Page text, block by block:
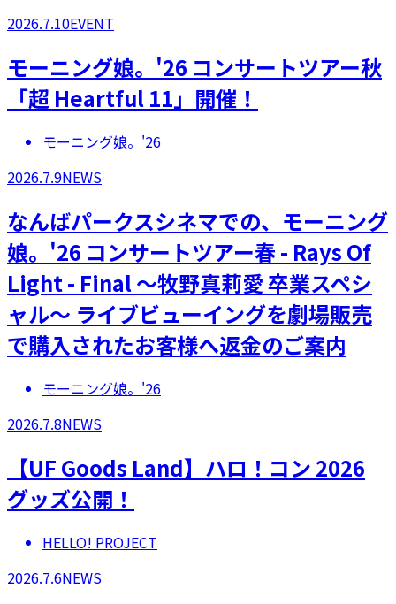
2026.7.10EVENT
モーニング娘。'26 コンサートツアー秋
「超 Heartful 11」開催！
モーニング娘。'26
2026.7.9NEWS
なんばパークスシネマでの、モーニング
娘。'26 コンサートツアー春 - Rays Of
Light - Final ～牧野真莉愛 卒業スペシ
ャル～ ライブビューイングを劇場販売
で購入されたお客様へ返金のご案内
モーニング娘。'26
2026.7.8NEWS
【UF Goods Land】ハロ！コン 2026
グッズ公開！
HELLO! PROJECT
2026.7.6NEWS